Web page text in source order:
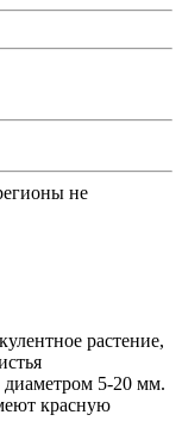
не
растение,
диаметром 5-20 мм.
красную